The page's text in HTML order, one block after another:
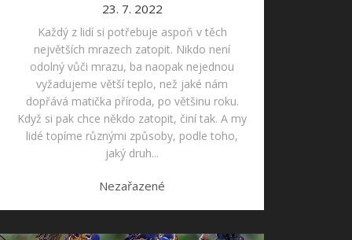
23. 7. 2022
Každý z lidí si potřebuje aspoň v těch
největších mrazech zatopit. Nikdo není
odolný vůči mrazu, ba naopak nejednou
vyžadujeme větší teplo, než jaké nám
dopřává matička příroda, po většinu roku.
Když si pak chce někdo zatopit, činí tak. A my
lidé topíme různými způsoby, podle toho,
jaký druh...
Nezařazené